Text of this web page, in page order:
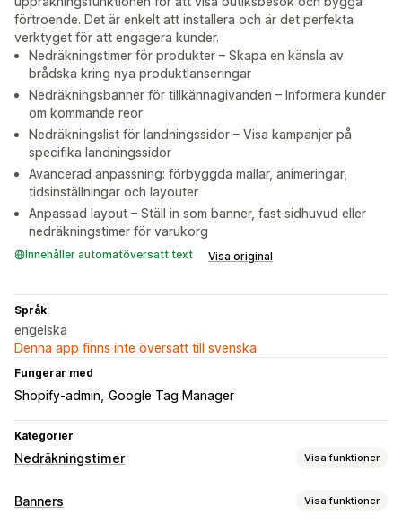
förtroende. Det är enkelt att installera och är det perfekta
verktyget för att engagera kunder.
Nedräkningstimer för produkter – Skapa en känsla av
brådska kring nya produktlanseringar
Nedräkningsbanner för tillkännagivanden – Informera kunder
om kommande reor
Nedräkningslist för landningssidor – Visa kampanjer på
specifika landningssidor
Avancerad anpassning: förbyggda mallar, animeringar,
tidsinställningar och layouter
Anpassad layout – Ställ in som banner, fast sidhuvud eller
nedräkningstimer för varukorg
Innehåller automatöversatt text Visa original
Språk
engelska
Denna app finns inte översatt till svenska
Fungerar med
Shopify-admin Google Tag Manager
Kategorier
Nedräkningstimer Visa funktioner
Visningsalternativ
Banners Visa funktioner